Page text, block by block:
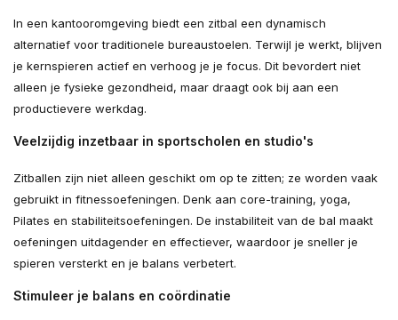
In een kantooromgeving biedt een zitbal een dynamisch
alternatief voor traditionele bureaustoelen. Terwijl je werkt, blijven
je kernspieren actief en verhoog je je focus. Dit bevordert niet
alleen je fysieke gezondheid, maar draagt ook bij aan een
productievere werkdag.
Veelzijdig inzetbaar in sportscholen en studio's
Zitballen zijn niet alleen geschikt om op te zitten; ze worden vaak
gebruikt in fitnessoefeningen. Denk aan core-training, yoga,
Pilates en stabiliteitsoefeningen. De instabiliteit van de bal maakt
oefeningen uitdagender en effectiever, waardoor je sneller je
spieren versterkt en je balans verbetert.
Stimuleer je balans en coördinatie